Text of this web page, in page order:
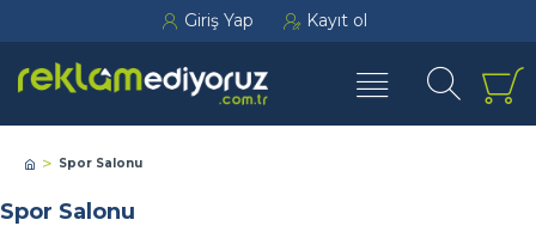
Giriş Yap Kayıt ol
Spor Salonu
Spor Salonu